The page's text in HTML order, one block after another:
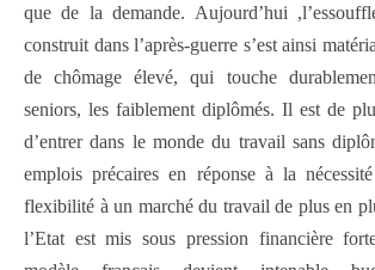
que de la demande. Aujourd’hui
construit dans l’après-guerre s’est ainsi
de chômage élevé, qui touche
seniors, les faiblement diplômés. Il est de
d’entrer dans le monde du travail sans
emplois précaires en réponse à la
flexibilité à un marché du travail de plus en
l’Etat est mis sous pression financière